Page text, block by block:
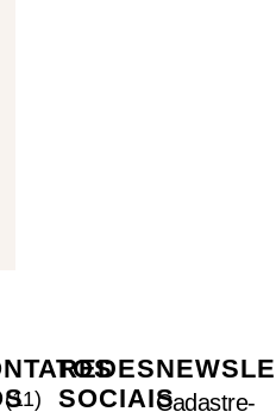
(11)
REDES
SOCIAISCadastre-